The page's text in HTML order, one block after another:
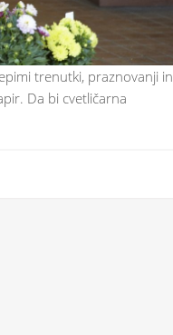
trenutki, praznovanji in
Da bi cvetličarna